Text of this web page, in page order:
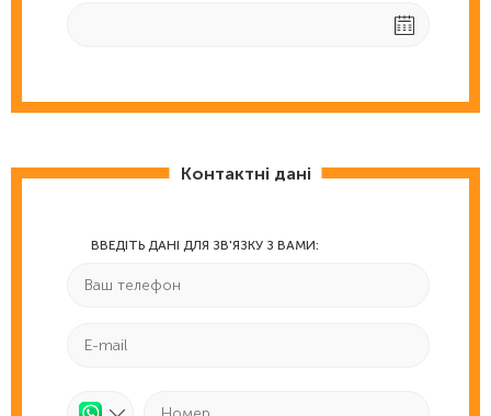
Контактні дані
ВВЕДІТЬ ДАНІ ДЛЯ ЗВ'ЯЗКУ З ВАМИ: